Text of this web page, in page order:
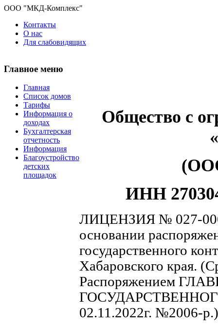
ООО "МКД-Комплекс"
Контакты
О нас
Для слабовидящих
Главное меню
Главная
Список домов
Тарифы
Информация о
доходах
Бухгалтерская
отчетность
Информация
Благоустройство
детских
площадок
Общество с
ИНН
ЛИЦЕНЗИЯ № 027-
основании
государственного
Хабаровского края.
Распоряжением
02.11.2022г. №2006-р.)